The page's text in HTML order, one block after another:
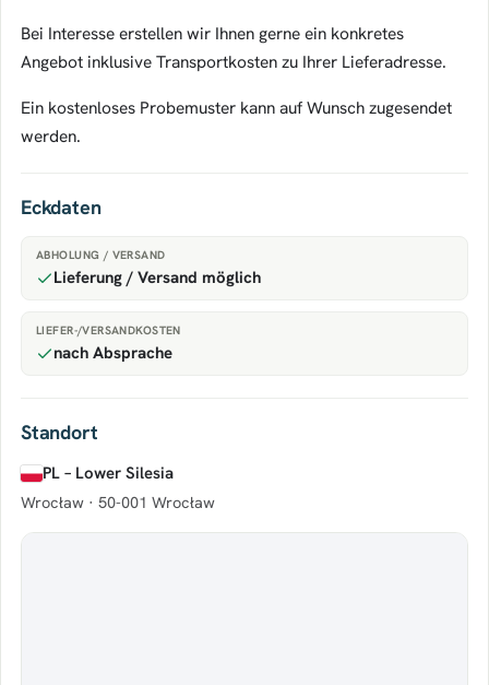
Bei Interesse erstellen wir Ihnen gerne ein konkretes
Angebot inklusive Transportkosten zu Ihrer Lieferadresse.
Ein kostenloses Probemuster kann auf Wunsch zugesendet
werden.
Eckdaten
ABHOLUNG / VERSAND
Lieferung / Versand möglich
LIEFER-/VERSANDKOSTEN
nach Absprache
Standort
PL – Lower Silesia
Wrocław · 50-001 Wrocław